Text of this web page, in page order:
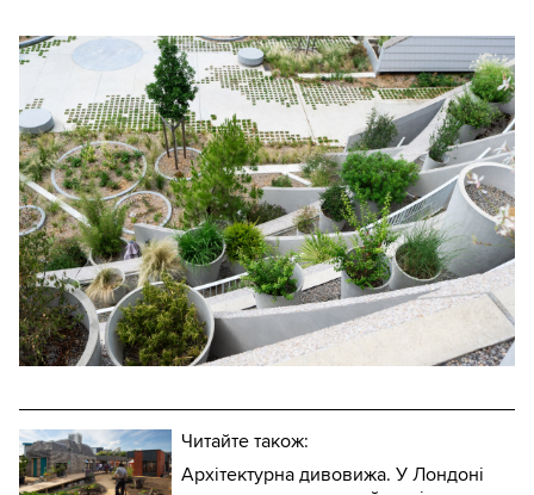
Читайте також:
Архітектурна дивовижа. У Лондоні